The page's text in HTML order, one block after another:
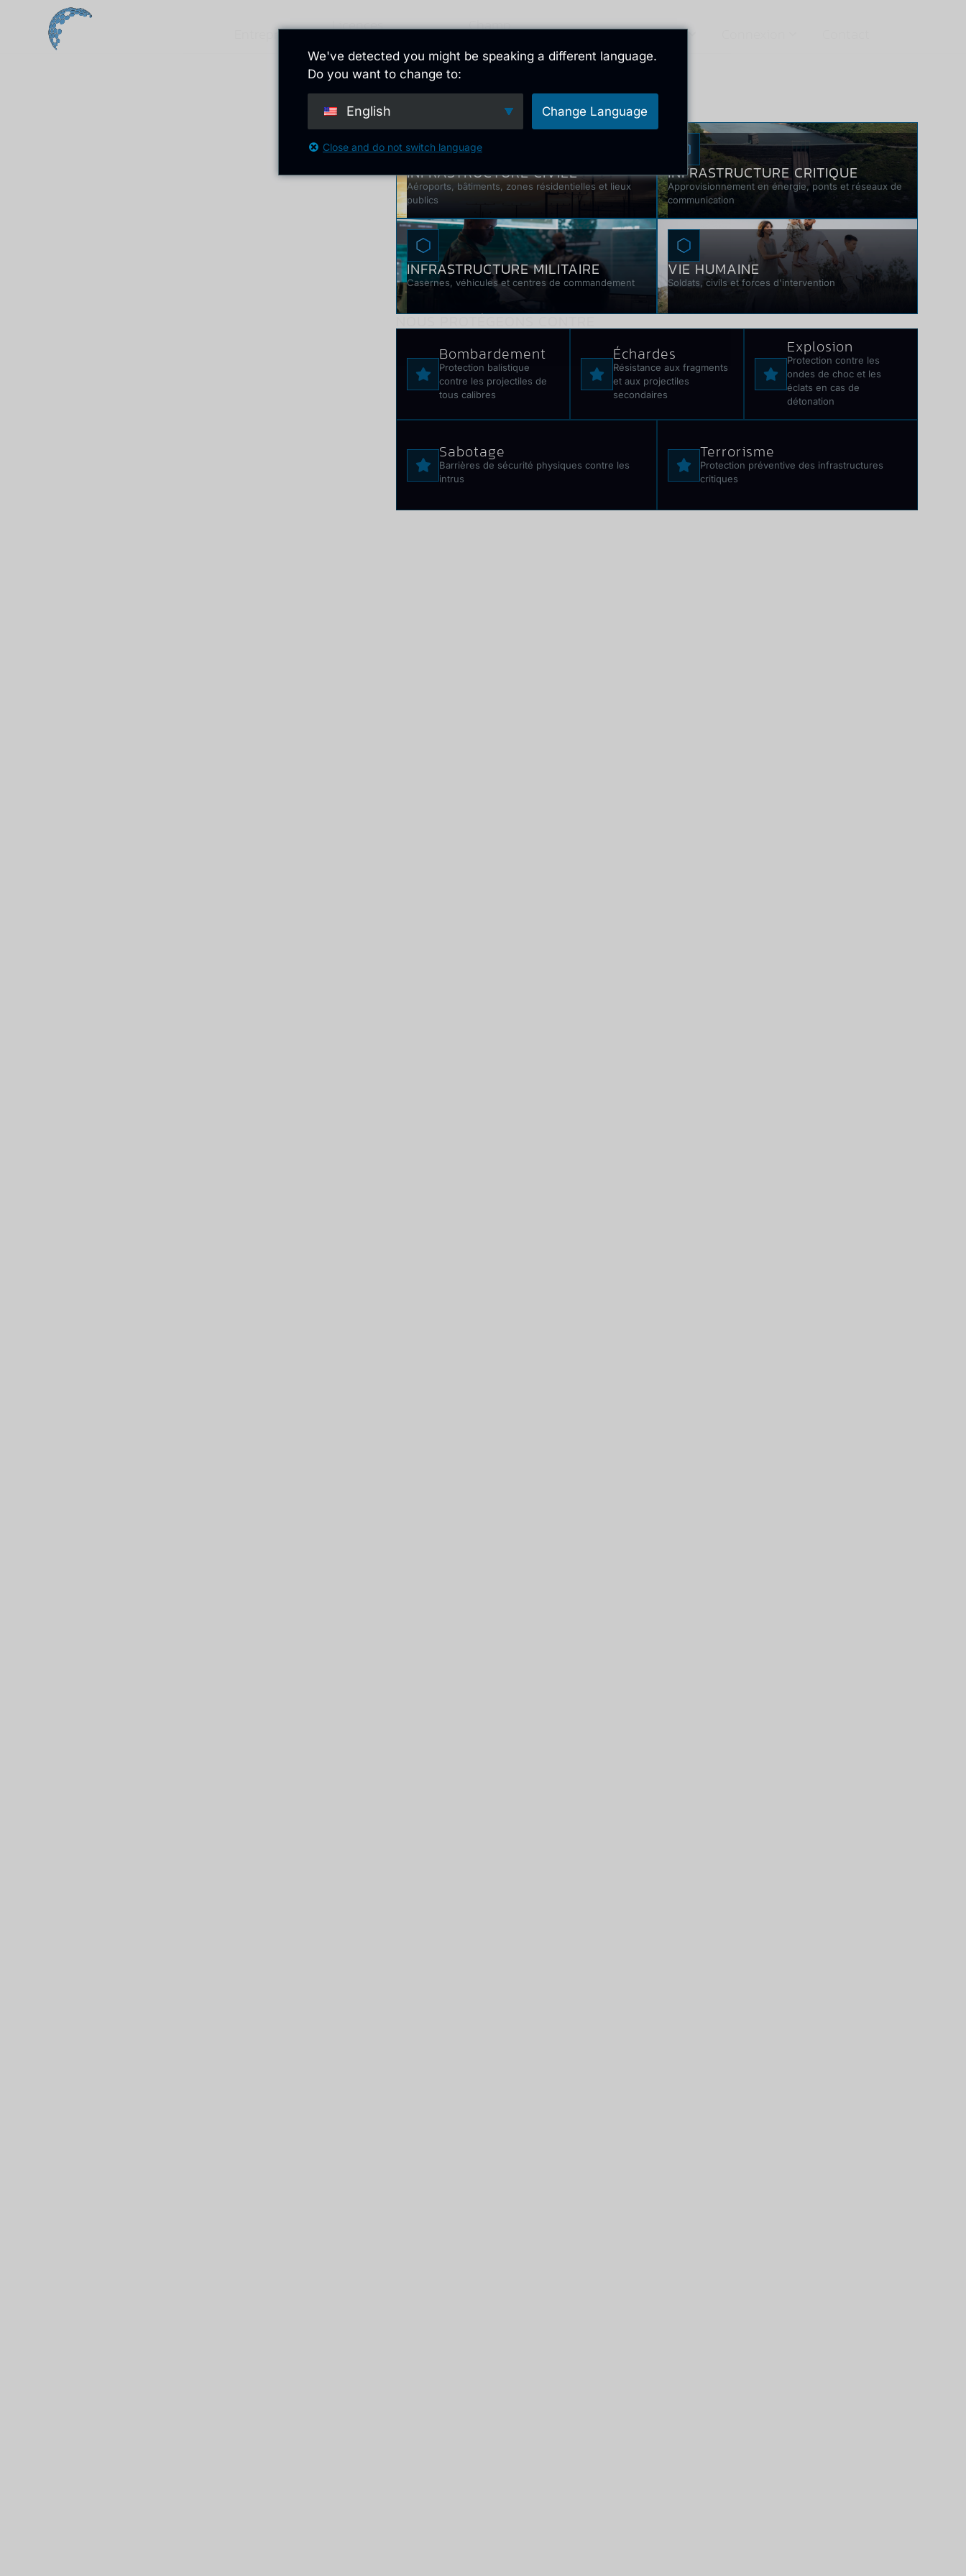
Entreprise
Licences
Champ
Innovation
NOUS PROTÉGEONS
INFRASTRUCTURE CIVILE
Aéroports, bâtiments, zones résidentielles et lieux
publics
INFRASTRUCTURE CRITIQUE
Approvisionnement en énergie, ponts et réseaux de
communication
INFRASTRUCTURE MILITAIRE
Casernes, véhicules et centres de commandement
VIE HUMAINE
Soldats, civils et forces d'intervention
NOUS PROTÉGEONS CONTRE
Bombardement
Protection balistique
contre les projectiles de
tous calibres
Échardes
Résistance aux fragments
et aux projectiles
secondaires
Explosion
Protection contre les
ondes de choc et les
éclats en cas de
détonation
Sabotage
Barrières de sécurité physiques contre les
intrus
Terrorisme
Protection préventive des infrastructures
critiques
We've detected you might be speaking a different language.
Do you want to change to:
English Change Language
Close and do not switch language